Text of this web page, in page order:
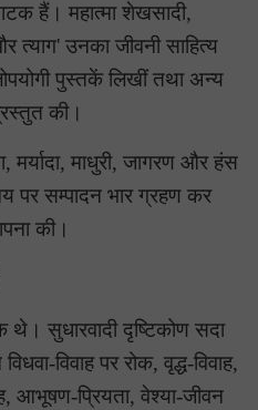
हैं। महात्मा शेखसादी,
त्याग' उनका जीवनी साहित्य
पुस्तकें लिखीं तथा अन्य
की।
माधुरी, जागरण और हंस
पर सम्पादन भार ग्रहण कर
की।
सुधारवादी दृष्टिकोण सदा
विवाह पर रोक, वृद्ध-विवाह,
आभूषण-प्रियता, वेश्या-जीवन